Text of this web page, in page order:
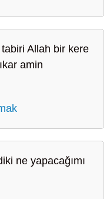
Allah bir kere
amin
ne yapacağımı